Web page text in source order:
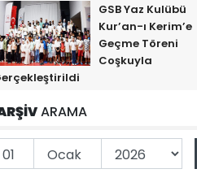
GSB Yaz Kulübü
Kur’an-ı Kerim’e
Geçme Töreni
Coşkuyla
ARAMA